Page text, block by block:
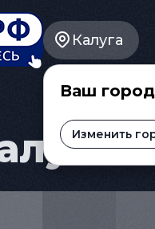
Калуга
Ваш
Изменить